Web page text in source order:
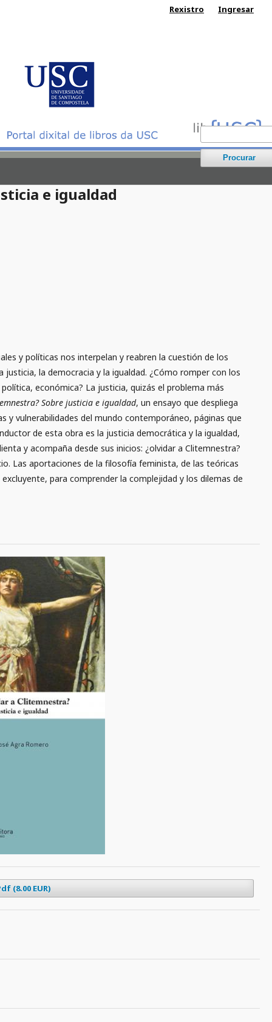
Procurar
Rexistro Ingresar
e igualdad
y políticas nos interpelan y reabren la cuestión de los
la democracia y la igualdad. ¿Cómo romper con los
económica? La justicia, quizás el problema más
Sobre justicia e igualdad, un ensayo que despliega
vulnerabilidades del mundo contemporáneo, páginas que
de esta obra es la justicia democrática y la igualdad,
y acompaña desde sus inicios: ¿olvidar a Clitemnestra?
Las aportaciones de la filosofía feminista, de las teóricas
para comprender la complejidad y los dilemas de
(8.00 EUR)